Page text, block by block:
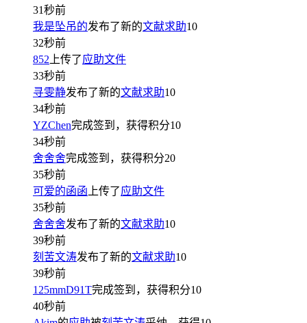
31秒前
我是坠吊的发布了新的文献求助10
32秒前
852 上传了应助文件
33秒前
寻雯静发布了新的文献求助10
34秒前
YZChen完成签到，获得积分10
34秒前
舍舍舍完成签到，获得积分20
35秒前
可爱的函函 上传了应助文件
35秒前
舍舍舍发布了新的文献求助10
39秒前
刻苦文涛发布了新的文献求助10
39秒前
125mmD91T完成签到，获得积分10
40秒前